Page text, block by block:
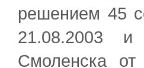
решением 45
21.08.2003 и
Смоленска